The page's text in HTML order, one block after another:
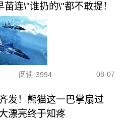
连\"谁扔的\"都不敢提！
阅读 3994 08-07
发！熊猫这一巴掌扇过
漂亮终于知疼